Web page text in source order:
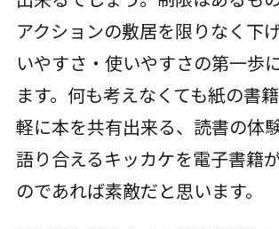
アクションの敷居を限りなく下
いやすさ・使いやすさの第一歩
ます。何も考えなくても紙の書
軽に本を共有出来る、読書の体
語り合えるキッカケを電子書籍
のであれば素敵だと思います。